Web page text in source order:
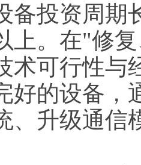
备投资周期
上。在"修
术可行性与
好的设备，
、升级通信